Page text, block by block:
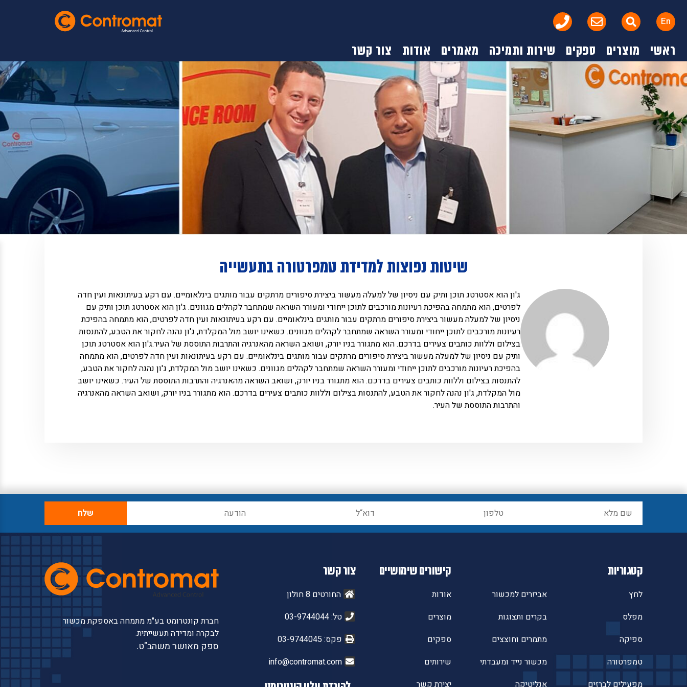
ראשי מוצרים ספקים שירות ותמיכה מאמרים אודות צור קשר
En
שיטות נפוצות למדידת טמפרטורה בתעשייה
ג'ון הוא אסטרטג תוכן ותיק עם ניסיון של למעלה מעשור ביצירת סיפורים מרתקים עבור מותגים בינלאומיים. עם רקע בעיתונאות ועין חדה
לפרטים, הוא מתמחה בהפיכת רעיונות מורכבים לתוכן ייחודי ומעורר השראה שמתחבר לקהלים מגוונים. ג'ון הוא אסטרטג תוכן ותיק עם
ניסיון של למעלה מעשור ביצירת סיפורים מרתקים עבור מותגים בינלאומיים. עם רקע בעיתונאות ועין חדה לפרטים, הוא מתמחה בהפיכת
רעיונות מורכבים לתוכן ייחודי ומעורר השראה שמתחבר לקהלים מגוונים. כשאינו יושב מול המקלדת, ג'ון נהנה לחקור את הטבע, להתנסות
בצילום וללוות כותבים צעירים בדרכם. הוא מתגורר בניו יורק, ושואב השראה מהאנרגיה והתרבות התוססת של העיר.ג'ון הוא אסטרטג תוכן
ותיק עם ניסיון של למעלה מעשור ביצירת סיפורים מרתקים עבור מותגים בינלאומיים. עם רקע בעיתונאות ועין חדה לפרטים, הוא מתמחה
בהפיכת רעיונות מורכבים לתוכן ייחודי ומעורר השראה שמתחבר לקהלים מגוונים. כשאינו יושב מול המקלדת, ג'ון נהנה לחקור את הטבע,
להתנסות בצילום וללוות כותבים צעירים בדרכם. הוא מתגורר בניו יורק, ושואב השראה מהאנרגיה והתרבות התוססת של העיר. כשאינו יושב
מול המקלדת, ג'ון נהנה לחקור את הטבע, להתנסות בצילום וללוות כותבים צעירים בדרכם. הוא מתגורר בניו יורק, ושואב השראה מהאנרגיה
והתרבות התוססת של העיר.
קטגוריות
לחץ
מפלס
ספיקה
טמפרטורה
מפעילים לברזים
אביזרים למכשור
בקרים ותצוגות
מתמרים וחוצצים
מכשור נייד ומעבדתי
אנליטיקה
קישורים שימושיים
אודות
מוצרים
ספקים
שירותים
יצירת קשר
צור קשר
החורטים 8 חולון
טל: 03-9744044
פקס: 03-9744045
info@contromat.com
חברת קונטרומט בע"מ מתמחה באספקת מכשור
לבקרה ומדידה תעשייתית.
ספק מאושר משהב"ט.